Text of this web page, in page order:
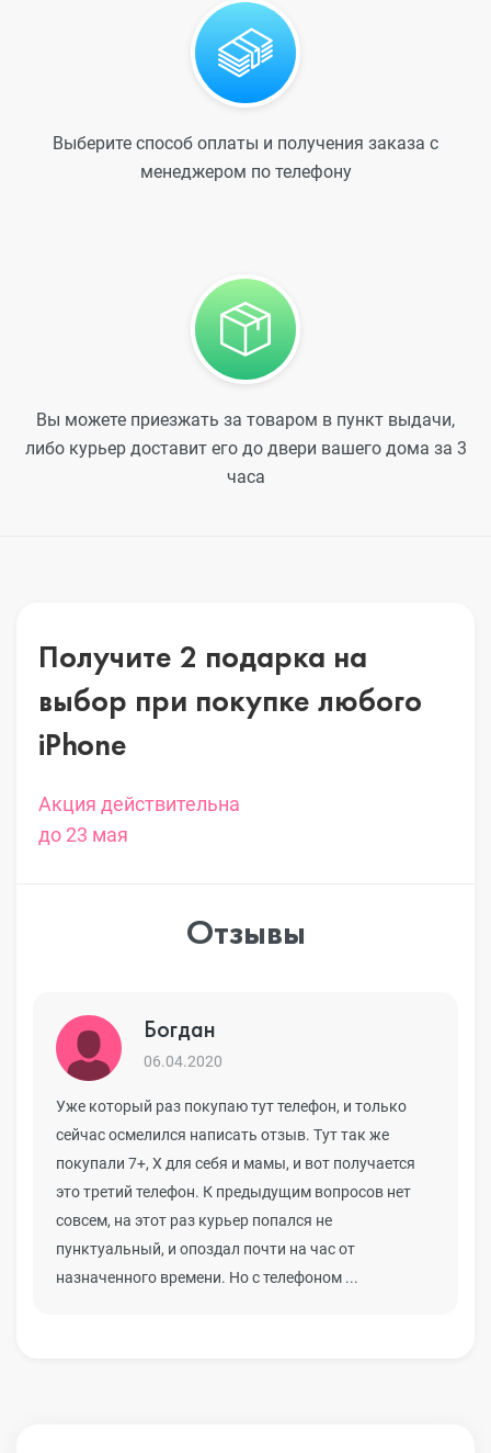
Выберите способ оплаты и получения заказа с
менеджером по телефону
Вы можете приезжать за товаром в пункт выдачи,
либо курьер доставит его до двери вашего дома за 3
часа
Получите 2 подарка на
выбор при покупке любого
iPhone
Акция действительна
до 23 мая
Отзывы
Богдан
06.04.2020
Уже который раз покупаю тут телефон, и только
сейчас осмелился написать отзыв. Тут так же
покупали 7+, Х для себя и мамы, и вот получается
это третий телефон. К предыдущим вопросов нет
совсем, на этот раз курьер попался не
пунктуальный, и опоздал почти на час от
назначенного времени. Но с телефоном ...